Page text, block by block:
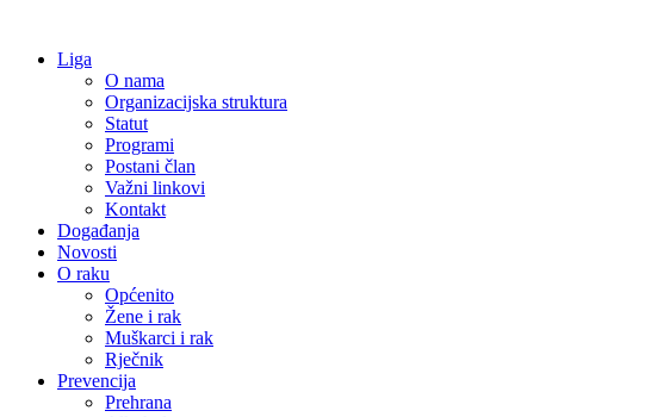
Liga
O nama
Organizacijska struktura
Statut
Programi
Postani član
Važni linkovi
Kontakt
Događanja
Novosti
O raku
Općenito
Žene i rak
Muškarci i rak
Rječnik
Prevencija
Prehrana